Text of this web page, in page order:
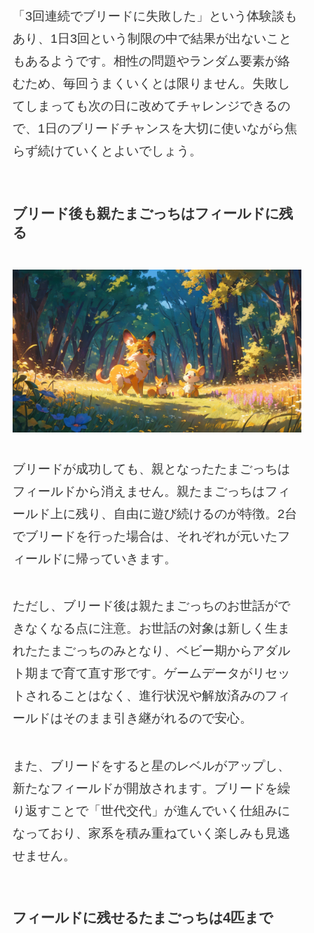
「3回連続でブリードに失敗した」という体験談も
あり、1日3回という制限の中で結果が出ないこと
もあるようです。相性の問題やランダム要素が絡
むため、毎回うまくいくとは限りません。失敗し
てしまっても次の日に改めてチャレンジできるの
で、1日のブリードチャンスを大切に使いながら焦
らず続けていくとよいでしょう。
ブリード後も親たまごっちはフィールドに残
る
ブリードが成功しても、親となったたまごっちは
フィールドから消えません。親たまごっちはフィ
ールド上に残り、自由に遊び続けるのが特徴。2台
でブリードを行った場合は、それぞれが元いたフ
ィールドに帰っていきます。
ただし、ブリード後は親たまごっちのお世話がで
きなくなる点に注意。お世話の対象は新しく生ま
れたたまごっちのみとなり、ベビー期からアダル
ト期まで育て直す形です。ゲームデータがリセッ
トされることはなく、進行状況や解放済みのフィ
ールドはそのまま引き継がれるので安心。
また、ブリードをすると星のレベルがアップし、
新たなフィールドが開放されます。ブリードを繰
り返すことで「世代交代」が進んでいく仕組みに
なっており、家系を積み重ねていく楽しみも見逃
せません。
フィールドに残せるたまごっちは4匹まで